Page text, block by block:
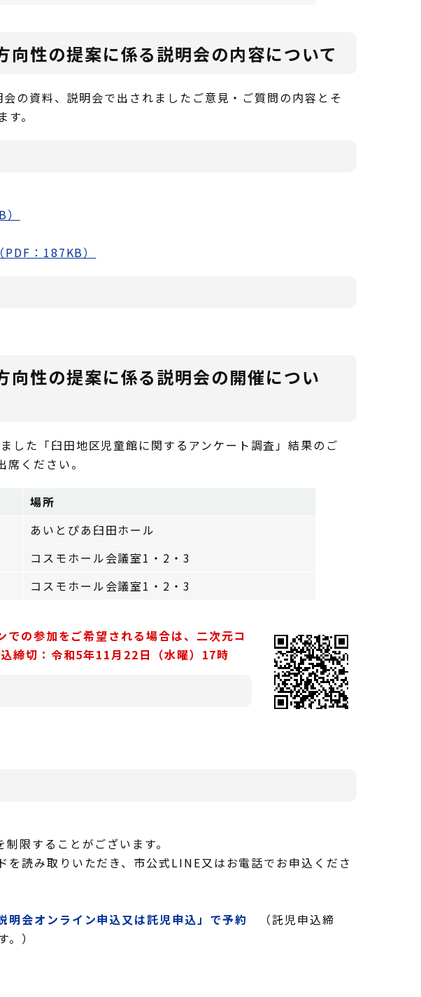
性の提案に係る説明会の内容について
の資料、説明会で出されましたご意見・ご質問の内容とそ
。
：187KB）
性の提案に係る説明会の開催につい
た「臼田地区児童館に関するアンケート調査」結果のご
ください。
場所
あいとぴあ臼田ホール
コスモホール会議室1・2・3
コスモホール会議室1・2・3
の参加をご希望される場合は、二次元コ
締切：令和5年11月22日（水曜）17時
限することがございます。
読み取りいただき、市公式LINE又はお電話でお申込くださ
会オンライン申込又は託児申込」で予約
（託児申込締
）